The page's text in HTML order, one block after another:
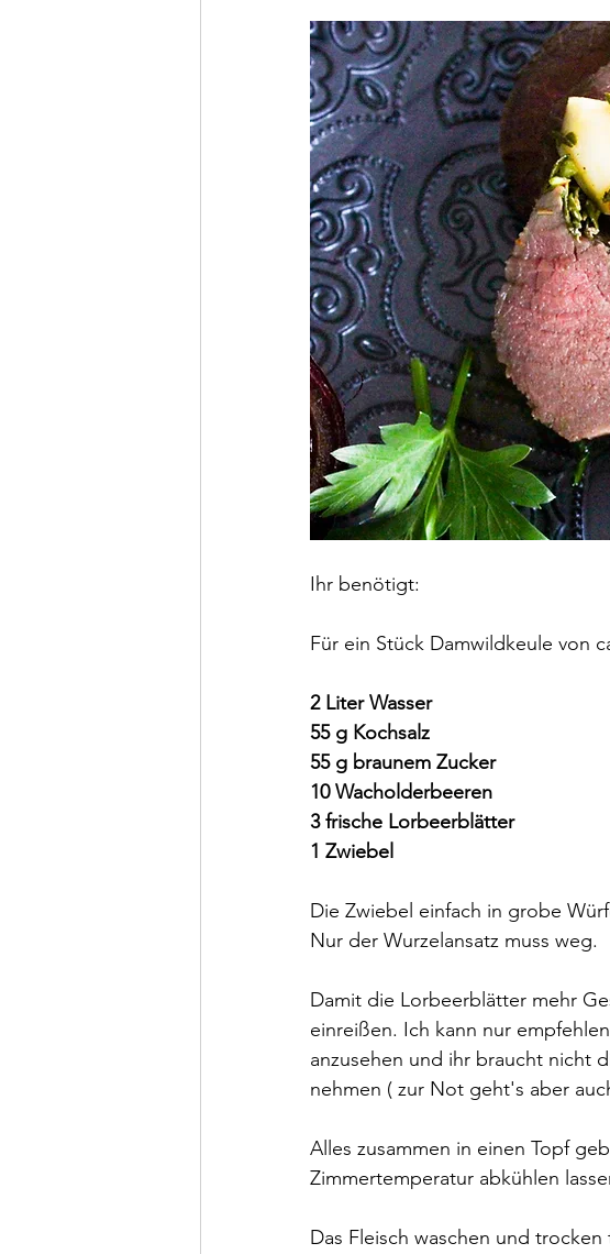
Ihr benötigt:
Für ein Stück Damwildkeule von
2 Liter Wasser
55 g Kochsalz
55 g braunem Zucker
10 Wacholderbeeren
3 frische Lorbeerblätter
1 Zwiebel
Die Zwiebel einfach in grobe
Nur der Wurzelansatz muss weg.
Damit die Lorbeerblätter mehr
einreißen. Ich kann nur
anzusehen und ihr braucht nicht
nehmen ( zur Not geht's aber
Alles zusammen in einen Topf
Zimmertemperatur abkühlen
Das Fleisch waschen und